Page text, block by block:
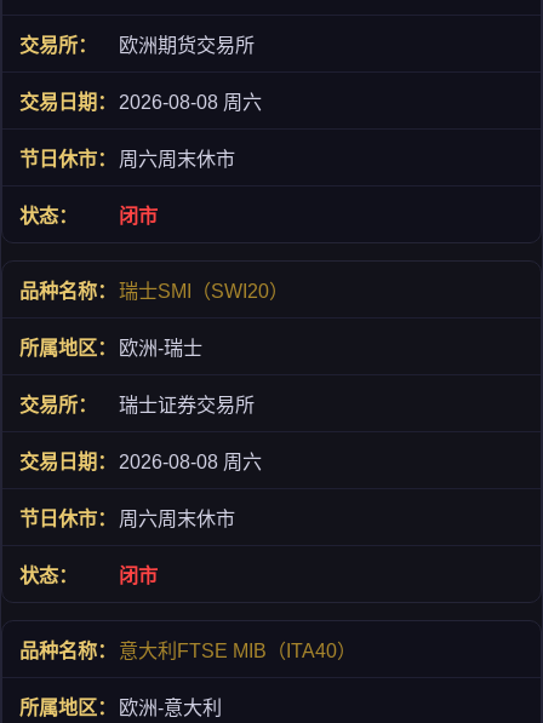
欧洲期货交易所
2026-08-08 周六
周六周末休市
闭市
瑞士SMI（SWI20）
欧洲-瑞士
瑞士证券交易所
2026-08-08 周六
周六周末休市
闭市
意大利FTSE MIB（ITA40）
欧洲-意大利